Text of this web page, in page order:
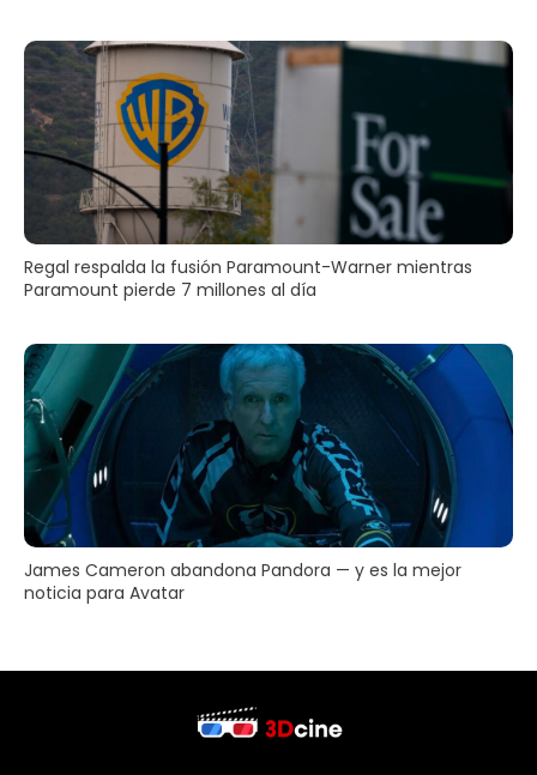
Regal respalda la fusión Paramount-Warner mientras
Paramount pierde 7 millones al día
James Cameron abandona Pandora — y es la mejor
noticia para Avatar